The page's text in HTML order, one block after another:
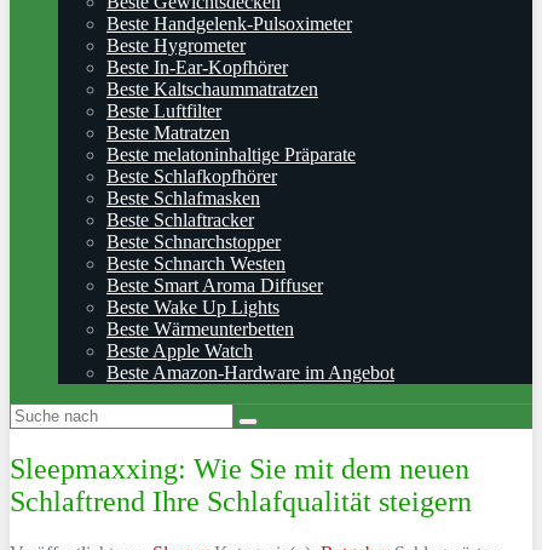
Beste Handgelenk-Pulsoximeter
Beste Hygrometer
Beste In-Ear-Kopfhörer
Beste Kaltschaummatratzen
Beste Luftfilter
Beste Matratzen
Beste melatoninhaltige Präparate
Beste Schlafkopfhörer
Beste Schlafmasken
Beste Schlaftracker
Beste Schnarchstopper
Beste Schnarch Westen
Beste Smart Aroma Diffuser
Beste Wake Up Lights
Beste Wärmeunterbetten
Beste Apple Watch
Beste Amazon-Hardware im Angebot
Sleepmaxxing: Wie Sie mit dem neuen
Schlaftrend Ihre Schlafqualität steigern